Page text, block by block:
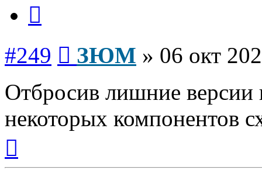
#249 ЗЮМ » 06 окт
Отбросив лишние версии
некоторых компонентов
началу